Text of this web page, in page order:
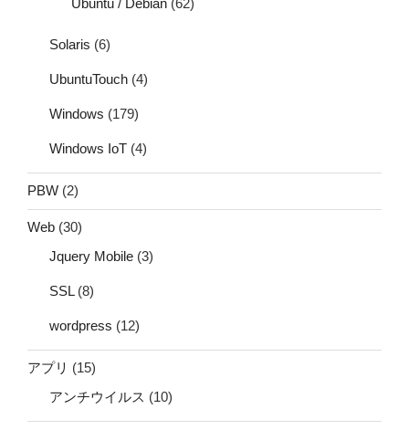
Ubuntu / Debian (62)
Solaris (6)
UbuntuTouch (4)
Windows (179)
Windows IoT (4)
PBW (2)
Web (30)
Jquery Mobile (3)
SSL(8)
wordpress (12)
アプリ (15)
アンチウイルス (10)